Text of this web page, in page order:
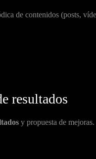
de contenidos (posts,
resultados
y propuesta de mejoras.